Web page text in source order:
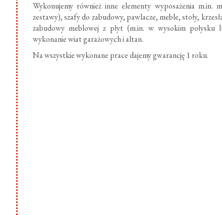
Wykonujemy również inne elementy wyposażenia m.in.
zestawy), szafy do zabudowy, pawlacze, meble, stoły,
zabudowy meblowej z płyt (m.in. w wysokim połysku
wykonanie wiat garażowych i altan.
Na wszystkie wykonane prace dajemy gwarancję 1 roku.